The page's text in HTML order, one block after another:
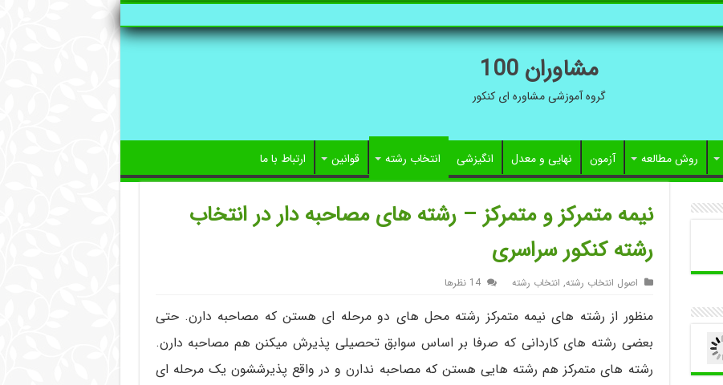
مشاوران 100
گروه آموزشی مشاوره ای کنکور
روش مطالعه آزمون نهایی و معدل انگیزشی انتخاب رشته قوانین ارتباط با ما
نیمه متمرکز و متمرکز – رشته های مصاحبه دار در انتخاب
رشته کنکور سراسری
اصول انتخاب رشته, انتخاب رشته 14 نظرها
منظور از رشته های نیمه متمرکز رشته محل های دو مرحله ای هستن که مصاحبه دارن. حتی
بعضی رشته های کاردانی که صرفا بر اساس سوابق تحصیلی پذیرش میکنن هم مصاحبه دارن.
رشته های متمرکز هم رشته هایی هستن که مصاحبه ندارن و در واقع پذیرششون یک مرحله ای